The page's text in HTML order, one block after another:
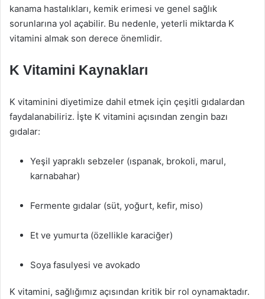
kanama hastalıkları, kemik erimesi ve genel sağlık
sorunlarına yol açabilir. Bu nedenle, yeterli miktarda K
vitamini almak son derece önemlidir.
K Vitamini Kaynakları
K vitaminini diyetimize dahil etmek için çeşitli gıdalardan
faydalanabiliriz. İşte K vitamini açısından zengin bazı
gıdalar:
Yeşil yapraklı sebzeler (ıspanak, brokoli, marul,
karnabahar)
Fermente gıdalar (süt, yoğurt, kefir, miso)
Et ve yumurta (özellikle karaciğer)
Soya fasulyesi ve avokado
K vitamini, sağlığımız açısından kritik bir rol oynamaktadır.